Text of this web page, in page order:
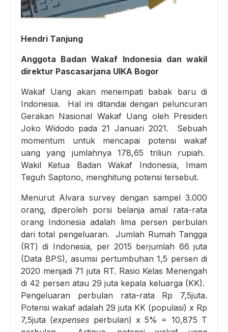
Hendri Tanjung
Anggota Badan Wakaf Indonesia dan wakil
direktur Pascasarjana UIKA Bogor
Wakaf Uang akan menempati babak baru di
Indonesia. Hal ini ditandai dengan peluncuran
Gerakan Nasional Wakaf Uang oleh Presiden
Joko Widodo pada 21 Januari 2021. Sebuah
momentum untuk mencapai potensi wakaf
uang yang jumlahnya 178,65 triliun rupiah.
Wakil Ketua Badan Wakaf Indonesia, Imam
Teguh Saptono, menghitung potensi tersebut.
Menurut Alvara survey dengan sampel 3.000
orang, diperoleh porsi belanja amal rata-rata
orang Indonesia adalah lima persen perbulan
dari total pengeluaran. Jumlah Rumah Tangga
(RT) di Indonesia, per 2015 berjumlah 66 juta
(Data BPS), asumsi pertumbuhan 1,5 persen di
2020 menjadi 71 juta RT. Rasio Kelas Menengah
di 42 persen atau 29 juta kepala keluarga (KK).
Pengeluaran perbulan rata-rata Rp 7,5juta.
Potensi wakaf adalah 29 juta KK (populasi) x Rp
7,5juta (expenses perbulan) x 5% = 10,875 T